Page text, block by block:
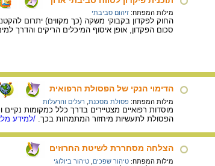
מילות המפתח: זיהום סביבתי
החוק לפקדון בקבוקי משקה (כך מקווים) יתרום
סכום הפקדון, אופן איסוף המיכלים הריקים והדרך
הדימוי הנקי של הפסולת הרפואית
מילות המפתח: פסולת מסכנת רעלים והרעלות
מוסדות רפואיים מצטיירים בדרך כלל כמקומות
הפסולת לתעשיות מיחזור המתמחות בכך. /למידע
הצלחה מסחררת לשיטת החרוזים
מילות המפתח: טיהור שפכים טיהור ביולוגי